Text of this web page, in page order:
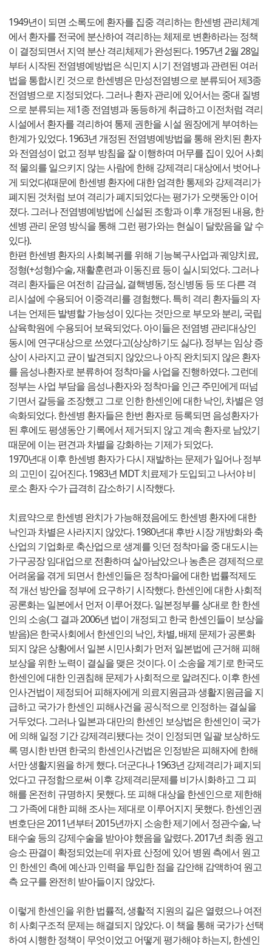
1949년이 되면 소록도에 환자를 집중 격리하는 한센병 관리체계
에서 환자를 전국에 분산하여 격리하는 체제로 변환하라는 정책
이 결정되면서 지역 분산 격리체제가 완성된다. 1957년 2월 28일
부터 시작된 전염병예방법은 식민지 시기 전염병과 관련된 여러
법을 통합시킨 것으로 한센병은 만성전염병으로 분류되어 제3종
전염병으로 지정되었다. 그러나 환자 관리에 있어서는 중대 질병
으로 분류되는 제1종 전염병과 동등하게 취급하고 이전처럼 격리
시설에서 환자를 격리하여 통제 권한을 시설 원장에게 부여하는
한계가 있었다. 1963년 개정된 전염병예방법을 통해 완치된 환자
와 전염성이 없고 정부 방침을 잘 이행하며 머무를 집이 있어 사회
적 물의를 일으키지 않는 사람에 한해 강제격리 대상에서 벗어나
게 되었다(때문에 한센병 환자에 대한 엄격한 통제와 강제격리가
폐지된 것처럼 보여 격리가 폐지되었다는 평가가 오랫동안 이어
졌다. 그러나 전염병예방법에 신설된 조항과 이후 개정된 내용, 한
센병 관리 운영 방식을 통해 그런 평가와는 현실이 달랐음을 알 수
있다).
한편 한센병 환자의 사회복귀를 위해 기능복구사업과 궤양치료,
정형(+성형)수술, 재활훈련과 이동진료 등이 실시되었다. 그러나
격리 환자들은 여전히 감금실, 결핵병동, 정신병동 등 또 다른 격
리시설에 수용되어 이중격리를 경험했다. 특히 격리 환자들의 자
녀는 언제든 발병할 가능성이 있다는 것만으로 부모와 분리, 국립
삼육학원에 수용되어 보육되었다. 아이들은 전염병 관리대상인
동시에 연구대상으로 쓰였다고(상상하기도 싫다). 정부는 임상 증
상이 사라지고 균이 발견되지 않았으나 아직 완치되지 않은 환자
를 음성나환자로 분류하여 정착마을 사업을 진행하였다. 그런데
정부는 사업 부담을 음성나환자와 정착마을 인근 주민에게 떠넘
기면서 갈등을 조장했고 그로 인한 한센인에 대한 낙인, 차별은 영
속화되었다. 한센병 환자들은 한번 환자로 등록되면 음성환자가
된 후에도 평생동안 기록에서 제거되지 않고 계속 환자로 남았기
때문에 이는 편견과 차별을 강화하는 기제가 되었다.
1970년대 이후 한센병 환자가 다시 재발하는 문제가 일어나 정부
의 고민이 깊어진다. 1983년 MDT 치료제가 도입되고 나서야 비
로소 환자 수가 급격히 감소하기 시작했다.
치료약으로 한센병 완치가 가능해졌음에도 한센병 환자에 대한
낙인과 차별은 사라지지 않았다. 1980년대 후반 시장 개방화와 축
산업의 기업화로 축산업으로 생계를 잇던 정착마을 중 대도시는
가구공장 임대업으로 전환하며 살아남았으나 농촌은 경제적으로
어려움을 겪게 되면서 한센인들은 정착마을에 대한 법률적제도
적 개선 방안을 정부에 요구하기 시작했다. 한센인에 대한 사회적
공론화는 일본에서 먼저 이루어졌다. 일본정부를 상대로 한 한센
인의 소송(그 결과 2006년 법이 개정되고 한국 한센인들이 보상을
받음)은 한국사회에서 한센인의 낙인, 차별, 배제 문제가 공론화
되지 않은 상황에서 일본 시민사회가 먼저 일본법에 근거해 피해
보상을 위한 노력이 결실을 맺은 것이다. 이 소송을 계기로 한국도
한센인에 대한 인권침해 문제가 사회적으로 알려진다. 이후 한센
인사건법이 제정되어 피해자에게 의료지원금과 생활지원금을 지
급하고 국가가 한센인 피해사건을 공식적으로 인정하는 결실을
거두었다. 그러나 일본과 대만의 한센인 보상법은 한센인이 국가
에 의해 일정 기간 강제격리됐다는 것이 인정되면 일괄 보상하도
록 명시한 반면 한국의 한센인사건법은 인정받은 피해자에 한해
서만 생활지원을 하게 했다. 더군다나 1963년 강제격리가 폐지되
었다고 규정함으로써 이후 강제격리문제를 비가시화하고 그 피
해를 온전히 규명하지 못했다. 또 피해 대상을 한센인으로 제한해
그 가족에 대한 피해 조사는 제대로 이루어지지 못했다. 한센인권
변호단은 2011년부터 2015년까지 소송한 제기에서 정관수술, 낙
태수술 등의 강제수술을 받아야 했음을 알렸다. 2017년 최종 원고
승소 판결이 확정되었는데 위자료 산정에 있어 병원 측에서 원고
인 한센인 측에 예산과 인력을 투입한 점을 감안해 감액하여 원고
측 요구를 완전히 받아들이지 않았다.
이렇게 한센인을 위한 법률적, 생활적 지원의 길은 열렸으나 여전
히 사회구조적 문제는 해결되지 않았다. 이 책을 통해 국가가 선택
하여 시행한 정책이 무엇이었고 어떻게 평가해야 하는지, 한센인